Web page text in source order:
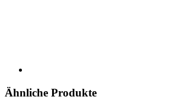
Ähnliche Produkte